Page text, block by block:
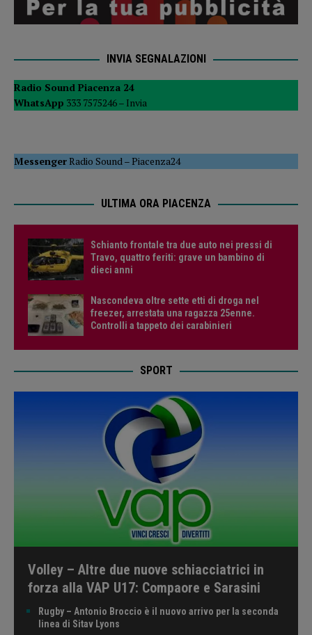
INVIA SEGNALAZIONI
Radio Sound Piacenza 24
WhatsApp 333 7575246 – Invia
MessengerRadio Sound –Piacenza24
ULTIMA ORA PIACENZA
Schianto frontale tra due auto nei pressi di
Travo, quattro feriti: grave un bambino di
dieci anni
Nascondeva oltre sette etti di droga nel
freezer, arrestata una ragazza 25enne.
Controlli a tappeto dei carabinieri
SPORT
Volley – Altre due nuove schiacciatrici in
forza alla VAP U17: Compaore e Sarasini
Rugby – Antonio Broccio è il nuovo arrivo per la seconda
linea di Sitav Lyons